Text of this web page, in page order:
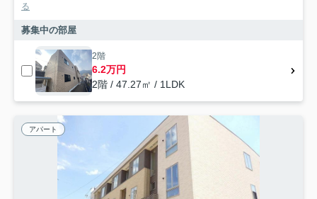
る
募集中の部屋
2階
6.2万円
2階 / 47.27㎡ / 1LDK
アパート